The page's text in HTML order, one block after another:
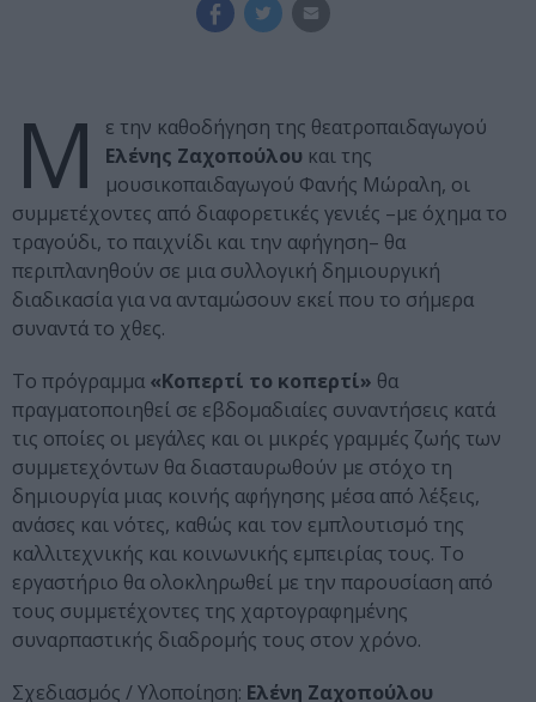
Μ
ε την καθοδήγηση της θεατροπαιδαγωγού
Ελένης Ζαχοπούλου και της
μουσικοπαιδαγωγού Φανής Μώραλη, οι
συμμετέχοντες από διαφορετικές γενιές –με όχημα το
τραγούδι, το παιχνίδι και την αφήγηση– θα
περιπλανηθούν σε μια συλλογική δημιουργική
διαδικασία για να ανταμώσουν εκεί που το σήμερα
συναντά το χθες.
Το πρόγραμμα «Κοπερτί το κοπερτί» θα
πραγματοποιηθεί σε εβδομαδιαίες συναντήσεις κατά
τις οποίες οι μεγάλες και οι μικρές γραμμές ζωής των
συμμετεχόντων θα διασταυρωθούν με στόχο τη
δημιουργία μιας κοινής αφήγησης μέσα από λέξεις,
ανάσες και νότες, καθώς και τον εμπλουτισμό της
καλλιτεχνικής και κοινωνικής εμπειρίας τους. Το
εργαστήριο θα ολοκληρωθεί με την παρουσίαση από
τους συμμετέχοντες της χαρτογραφημένης
συναρπαστικής διαδρομής τους στον χρόνο.
Σχεδιασμός / Υλοποίηση: Ελένη Ζαχοπούλου